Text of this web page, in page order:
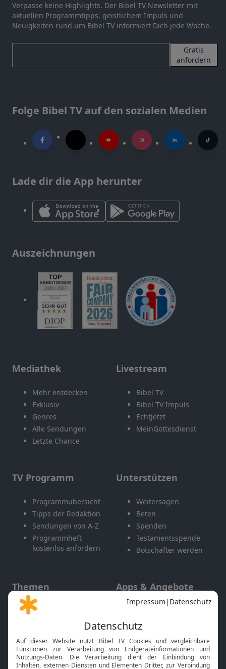
Verpasse keine Highlights. Der Bibel TV Newsletter mit
aktuellen Programmtipps, geistlichem Impuls und
Neuigkeiten rund um Bibel TV informiert Dich jede Woche.
Gratis
anfordern
Folge Bibel TV auf den sozialen Medien
Lade dir die App herunter
Auszeichnungen
Mediathek
Mehr entdecken
Exklusiv
Genres
Alle Sendungen
Letzte Chance
Livestream
Bibel TV
Bibel TV Impuls
EchtJetzt
MeinGottesdienst
TV Programm
Programmübersicht
Tipps der Redaktion
Sendungen von A-Z
Programmheft
kostenlos anfordern
Unterstützen
Weitersagen
Beten
Spenden
Testamentsspende
Botschafter werden
Themen
Gott und Bibel erklärt
Neuigkeiten
Apps & Angebote
Mobile App
Smart TV
HbbTV